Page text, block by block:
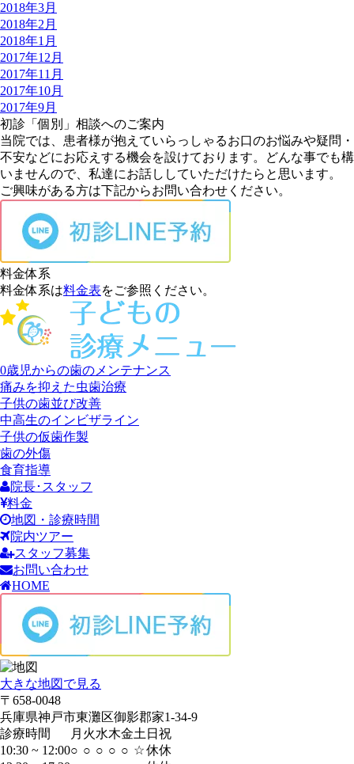
2018年3月
2018年2月
2018年1月
2017年12月
2017年11月
2017年10月
2017年9月
初診「個別」相談へのご案内
当院では、患者様が抱えていらっしゃるお口のお悩みや疑問・
不安などにお応えする機会を設けております。どんな事でも構
いませんので、私達にお話ししていただけたらと思います。
ご興味がある方は下記からお問い合わせください。
料金体系
料金体系は料金表をご参照ください。
0歳児からの歯のメンテナンス
痛みを抑えた虫歯治療
子供の歯並び改善
中高生のインビザライン
子供の仮歯作製
歯の外傷
食育指導
院長･スタッフ
料金
地図・診療時間
院内ツアー
スタッフ募集
お問い合わせ
HOME
大きな地図で見る
〒658-0048
兵庫県神戸市東灘区御影郡家1-34-9
診療時間
月 火水木金土 日 祝
10:30 ~ 12:00○ ○ ○ ○ ○ ☆休休